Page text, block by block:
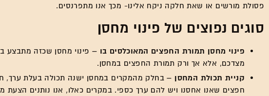
פסולת מורשים או שאת חלקה ניקח אלינו- מכך אנו מתפרנסים.
סוגים נפוצים של פינוי מחסן
פינוי מחסן תמורת החפצים המאוכלסים בו – פינוי מחסן שכזה מתבצע
מצדכם, אלא אך ורק תמורת החפצים במחסן.
קניית תכולת המחסן –בחלק מהמקרים במחסן ישנה תכולה בעלת ערך,
חפצים שאנו אחסנו ויש להם ערך כספי. במקרים כאלו, אנו נותנים הצעת